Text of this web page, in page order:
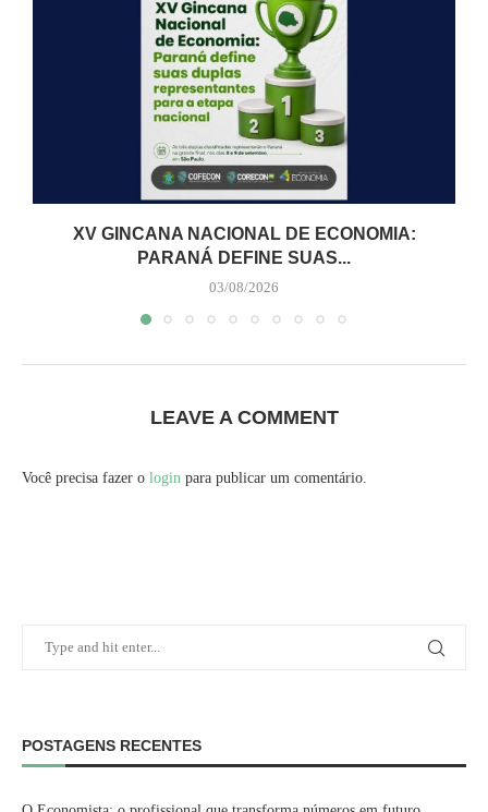
XV GINCANA NACIONAL DE ECONOMIA:
PARANÁ DEFINE SUAS...
03/08/2026
LEAVE A COMMENT
Você precisa fazer o login para publicar um comentário.
POSTAGENS RECENTES